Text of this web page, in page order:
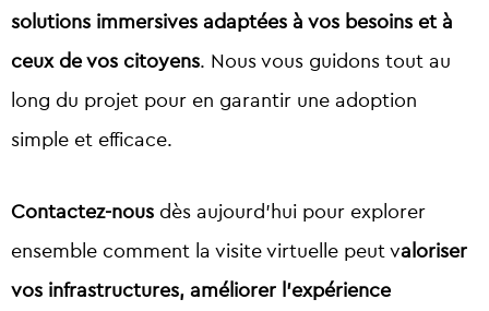
solutions immersives adaptées à vos besoins et à
ceux de vos citoyens. Nous vous guidons tout au
long du projet pour en garantir une adoption
simple et efficace.
Contactez-nous dès aujourd’hui pour explorer
ensemble comment la visite virtuelle peut valoriser
vos infrastructures, améliorer l’expérience